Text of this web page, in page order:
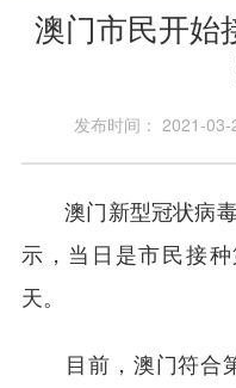
澳门市民开始
发布时间： 2021-03-
澳门新型冠状病毒
示，当日是市民接
天。
目前，澳门符合